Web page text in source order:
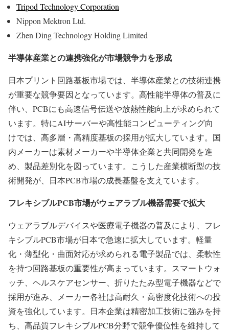
Tripod Technology Corporation
Nippon Mektron Ltd.
Zhen Ding Technology Holding Limited
半導体産業との連携強化が市場競争力を形成
日本プリント回路基板市場では、半導体産業との技術連携
が重要な競争要因となっています。高性能半導体の普及に
伴い、PCBにも高速信号伝送や放熱性能向上が求められて
います。特にAIサーバーや高性能コンピューティング向
けでは、高多層・高精度基板の採用が拡大しています。国
内メーカーは素材メーカーや半導体企業と共同開発を進
め、製品差別化を図っています。こうした産業横断型の技
術開発が、日本PCB市場の成長基盤を支えています。
フレキシブルPCB市場がウェアラブル機器需要で拡大
ウェアラブルデバイスや医療電子機器の普及により、フレ
キシブルPCB市場が日本で急速に拡大しています。軽量
化・薄型化・曲面対応が求められる電子製品では、柔軟性
を持つ回路基板の重要性が高まっています。スマートウォ
ッチ、ヘルスケアセンサー、折りたたみ型電子機器などで
採用が進み、メーカー各社は高耐久・高密度化技術への投
資を強化しています。日本企業は精密加工技術に強みを持
ち、高品質フレキシブルPCB分野で競争優位性を維持して